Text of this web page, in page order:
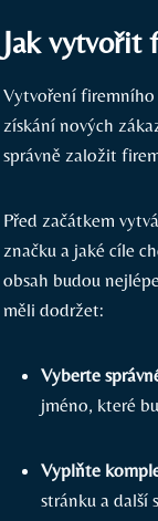
Jak vytvořit
Vytvoření firemního
získání nových
správně založit
Před začátkem
značku a jaké cíle
obsah budou
měli dodržet:
Vyberte
jméno, které
Vyplňte
stránku a další